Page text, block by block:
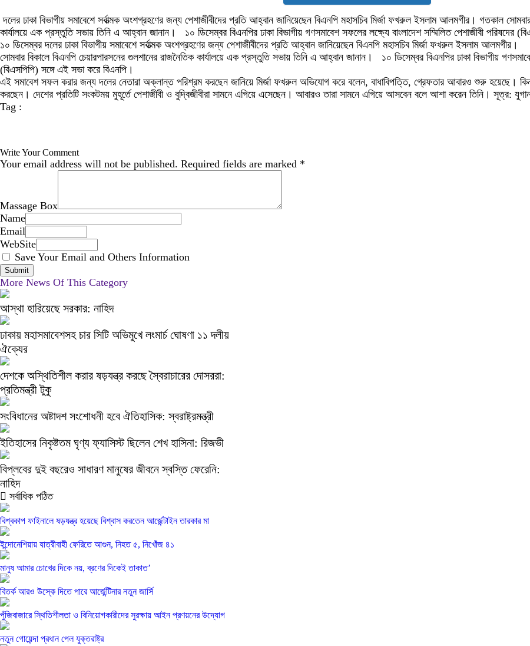
দলের ঢাকা বিভাগীয় সমাবেশে সর্বাত্মক অংশগ্রহণের জন্য পেশাজীবীদের প্রতি আহ্বান জানিয়েছেন বিএনপি মহাসচিব মির্জা ফখরুল ইসলাম আলমগীর। গতকাল
কার্যালয়ে এক প্রস্তুতি সভায় তিনি এ আহ্বান জানান। ১০ ডিসেম্বর বিএনপির ঢাকা বিভাগীয় গণসমাবেশ সফলের লক্ষ্যে বাংলাদেশ সম্মিলিত পেশাজীবী পরিষদের
১০ ডিসেম্বর দলের ঢাকা বিভাগীয় সমাবেশে সর্বাত্মক অংশগ্রহণের জন্য পেশাজীবীদের প্রতি আহ্বান জানিয়েছেন বিএনপি মহাসচিব মির্জা ফখরুল ইসলাম আলমগীর।
সোমবার বিকালে বিএনপি চেয়ারপারসনের গুলশানের রাজনৈতিক কার্যালয়ে এক প্রস্তুতি সভায় তিনি এ আহ্বান জানান। ১০ ডিসেম্বর বিএনপির ঢাকা বিভাগীয়
(বিএসপিপি) সঙ্গে এই সভা করে বিএনপি।
এই সমাবেশ সফল করার জন্য দলের নেতারা অক্লান্ত পরিশ্রম করছেন জানিয়ে মির্জা ফখরুল অভিযোগ করে বলেন, বাধাবিপত্তি, গ্রেফতার আবারও শুরু হয়েছে।
করছেন। দেশের প্রতিটি সংকটময় মুহূর্তে পেশাজীবী ও বুদ্বিজীবীরা সামনে এগিয়ে এসেছেন। আবারও তারা সামনে এগিয়ে আসবেন বলে আশা করেন তিনি। সূত্র:
Tag :
Write Your Comment
Your email address will not be published. Required fields are marked *
Massage Box
Name
Email
WebSite
Save Your Email and Others Information
More News Of This Category
আস্থা হারিয়েছে সরকার: নাহিদ
ঢাকায় মহাসমাবেশসহ চার সিটি অভিমুখে লংমার্চ ঘোষণা ১১ দলীয়
ঐক্যের
দেশকে অস্থিতিশীল করার ষড়যন্ত্র করছে স্বৈরাচারের দোসররা:
প্রতিমন্ত্রী টুকু
সংবিধানের অষ্টাদশ সংশোধনী হবে ঐতিহাসিক: স্বরাষ্ট্রমন্ত্রী
ইতিহাসের নিকৃষ্টতম ঘৃণ্য ফ্যাসিস্ট ছিলেন শেখ হাসিনা: রিজভী
বিপ্লবের দুই বছরেও সাধারণ মানুষের জীবনে স্বস্তি ফেরেনি:
নাহিদ
সর্বাধিক পঠিত
বিশ্বকাপ ফাইনালে ষড়যন্ত্র হয়েছে বিশ্বাস করতেন আর্জেন্টাইন তারকার মা
ইন্দোনেশিয়ায় যাত্রীবাহী ফেরিতে আগুন, নিহত ৫, নিখোঁজ ৪১
মানুষ আমার চোখের দিকে নয়, ব্রণের দিকেই তাকাত’
বিতর্ক আরও উস্কে দিতে পারে আর্জেন্টিনার নতুন জার্সি
পুঁজিবাজারে স্থিতিশীলতা ও বিনিয়োগকারীদের সুরক্ষায় আইন প্রণয়নের উদ্যোগ
নতুন গোয়েন্দা প্রধান পেল যুক্তরাষ্ট্র